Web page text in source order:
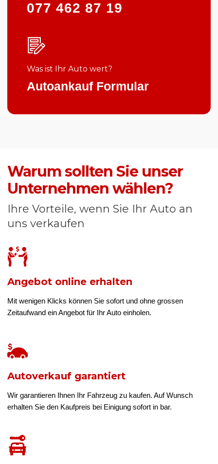
077 462 87 19
Was ist Ihr Auto wert?
Autoankauf Formular
Warum sollten Sie unser
Unternehmen wählen?
Ihre Vorteile, wenn Sie Ihr Auto an
uns verkaufen
Angebot online erhalten
Mit wenigen Klicks können Sie sofort und ohne grossen
Zeitaufwand ein Angebot für Ihr Auto einholen.
Autoverkauf garantiert
Wir garantieren Ihnen Ihr Fahrzeug zu kaufen. Auf Wunsch
erhalten Sie den Kaufpreis bei Einigung sofort in bar.